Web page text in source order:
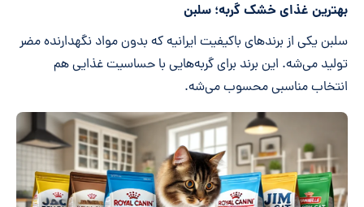
بهترین غذای خشک گربه؛ سلبن
سلبن یکی از برندهای باکیفیت ایرانیه که بدون مواد نگهدارنده مضر
تولید می‌شه. این برند برای گربه‌هایی با حساسیت غذایی هم
انتخاب مناسبی محسوب می‌شه.